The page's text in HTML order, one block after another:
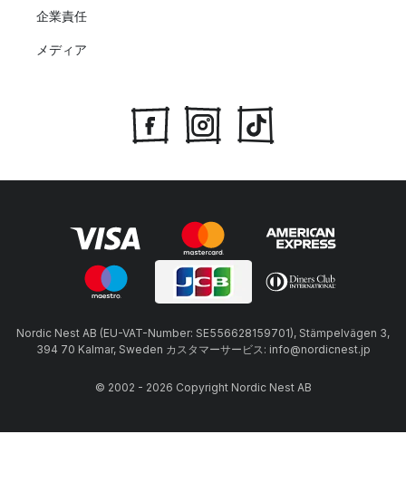
企業責任
メディア
Nordic Nest AB (EU-VAT-Number: SE556628159701), Stämpelvägen 3,
394 70 Kalmar, Sweden カスタマーサービス: info@nordicnest.jp
© 2002 - 2026 Copyright Nordic Nest AB